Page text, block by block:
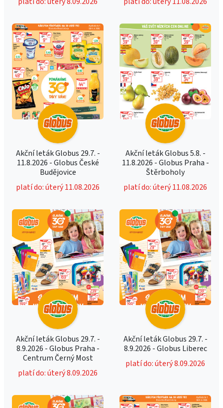
Akční leták Globus 29.7. -
11.8.2026 - Globus České
Budějovice
platí do: úterý 11.08.2026
Akční leták Globus 5.8. -
11.8.2026 - Globus Praha -
Štěrboholy
platí do: úterý 11.08.2026
Akční leták Globus 29.7. -
8.9.2026 - Globus Praha -
Centrum Černý Most
platí do: úterý 8.09.2026
Akční leták Globus 29.7. -
8.9.2026 - Globus Liberec
platí do: úterý 8.09.2026